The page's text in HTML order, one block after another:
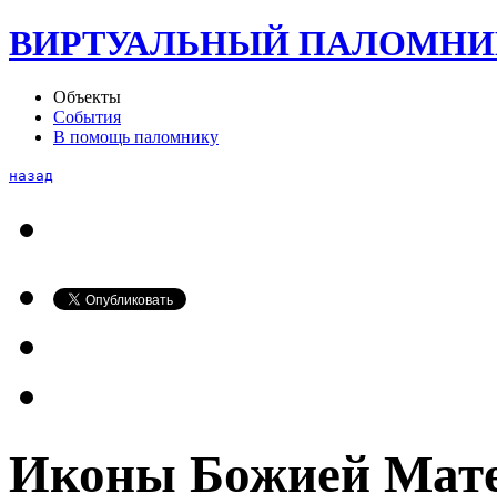
ВИРТУАЛЬНЫЙ
Объекты
События
В помощь паломнику
назад
Иконы Божией